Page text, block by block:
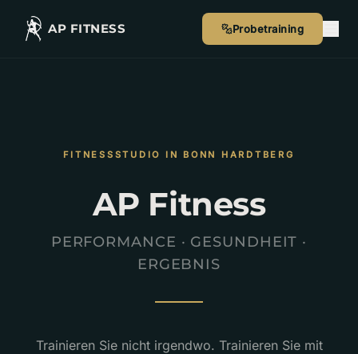
AP FITNESS Probetraining
FITNESSSTUDIO IN BONN HARDTBERG
AP Fitness
PERFORMANCE · GESUNDHEIT ·
ERGEBNIS
Trainieren Sie nicht irgendwo. Trainieren Sie mit